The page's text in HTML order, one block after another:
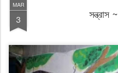
MAR
3 সন্ত্রাস